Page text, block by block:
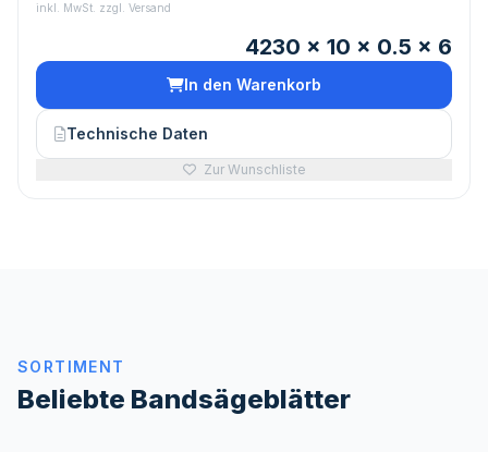
inkl. MwSt. zzgl. Versand
4230 x 10 x 0.5 x 6
In den Warenkorb
Technische Daten
Zur Wunschliste
SORTIMENT
Beliebte Bandsägeblätter